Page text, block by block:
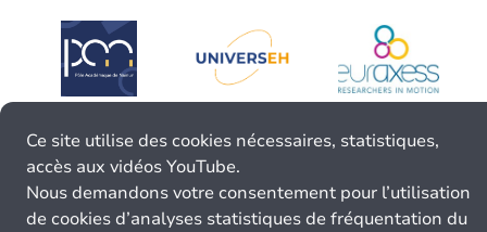
Ce site utilise des cookies nécessaires, statistiques,
accès aux vidéos YouTube.
Nous demandons votre consentement pour l’utilisation
de cookies d’analyses statistiques de fréquentation du